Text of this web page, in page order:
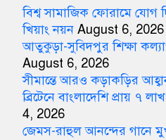
বিশ্ব সামাজিক ফোরামে যোগ
খিয়াং নয়ন August 6, 2026
আতুকুড়া-সুবিদপুর শিক্ষা
August 6, 2026
সীমান্তে আরও কড়াকড়ির
ব্রিটেনে বাংলাদেশি প্রায় ৭
4, 2026
জেমস-রাহুল আনন্দের গানে